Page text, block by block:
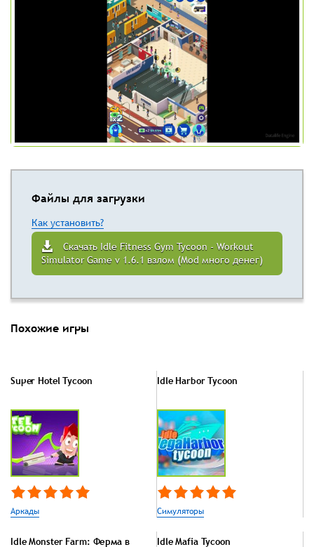
Файлы для загрузки
Как установить?
Скачать Idle Fitness Gym Tycoon - Workout
Simulator Game v 1.6.1 взлом (Mod много денег)
Похожие игры
Super Hotel Tycoon
Аркады
Idle Harbor Tycoon
Симуляторы
Idle Monster Farm: Ферма в Idle Mafia Tycoon